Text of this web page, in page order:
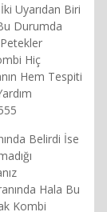
Uyarıdan Biri
Durumda
Hiç
Hem Tespiti
Belirdi İse
Hala Bu
Kombi